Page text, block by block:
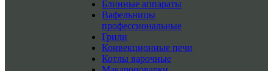
Блинные аппараты
Вафельницы
профессиональные
Грили
Конвекционные печи
Котлы варочные